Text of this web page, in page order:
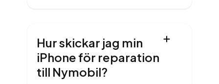
Hur skickar jag min
iPhone för reparation
till Nymobil?